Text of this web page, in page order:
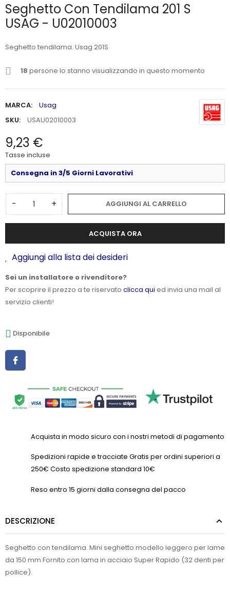
Seghetto Con Tendilama 201 S
USAG - U02010003
Seghetto tendilama. Usag 201S
18 persone lo stanno visualizzando in questo momento
MARCA:
Usag
SKU:
USAU02010003
9,23 €
Tasse incluse
Consegna in 3/5 Giorni Lavorativi
- + AGGIUNGI AL CARRELLO
ACQUISTA ORA
Aggiungi alla lista dei desideri
Sei un installatore o rivenditore?
Per scoprire il prezzo a te riservato clicca qui ed invia una mail al
servizio clienti!
Disponibile
Acquista in modo sicuro con i nostri metodi di pagamento
Spedizioni rapide e tracciate Gratis per ordini superiori a
250€ Costo spedizione standard 10€
Reso entro 15 giorni dalla consegna del pacco
DESCRIZIONE
Seghetto con tendilama. Mini seghetto modello leggero per lame
da 150 mm Fornito con lama in acciaio Super Rapido (32 denti per
pollice).